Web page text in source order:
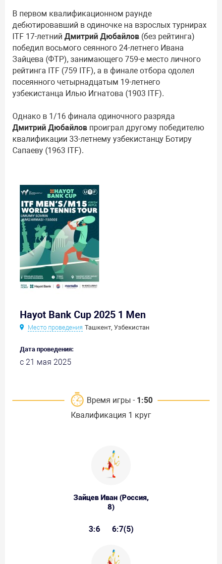
В первом квалификационном раунде
дебютировавший в одиночке на взрослых турнирах
ITF 17-летний Дмитрий Дюбайлов (без рейтинга)
победил восьмого сеянного 24-летнего Ивана
Зайцева (ФТР), занимающего 759-е место личного
рейтинга ITF (759 ITF), а в финале отбора одолел
посеянного четырнадцатым 19-летнего
узбекистанца Илью Игнатова (1903 ITF).
Однако в 1/16 финала одиночного разряда
Дмитрий Дюбайлов проиграл другому победителю
квалификации 33-летнему узбекистанцу Ботиру
Сапаеву (1963 ITF).
Hayot Bank Cup 2025 1 Men
Место проведения Ташкент, Узбекистан
Дата проведения:
с 21 мая 2025
Время игры - 1:50
Квалификация 1 круг
Зайцев Иван (Россия,
8)
3:6 6:7(5)